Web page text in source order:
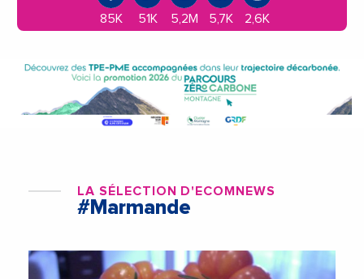
85K 51K 5,2M 5,7K 2,6K
LA SÉLECTION D'ECOMNEWS
#Marmande